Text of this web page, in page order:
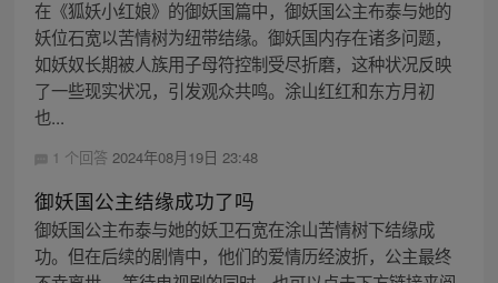
在《狐妖小红娘》的御妖国篇中，御妖国公主布泰与她的
妖位石宽以苦情树为纽带结缘。御妖国内存在诸多问题，
如妖奴长期被人族用子母符控制受尽折磨，这种状况反映
了一些现实状况，引发观众共鸣。涂山红红和东方月初
也...
1 个回答 2024年08月19日 23:48
御妖国公主结缘成功了吗
御妖国公主布泰与她的妖卫石宽在涂山苦情树下结缘成
功。但在后续的剧情中，他们的爱情历经波折，公主最终